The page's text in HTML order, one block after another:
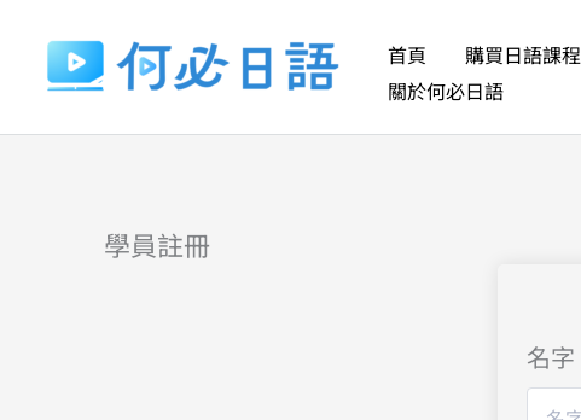
要
首頁 購買日語課程
關於何必日語
學員註冊
名字